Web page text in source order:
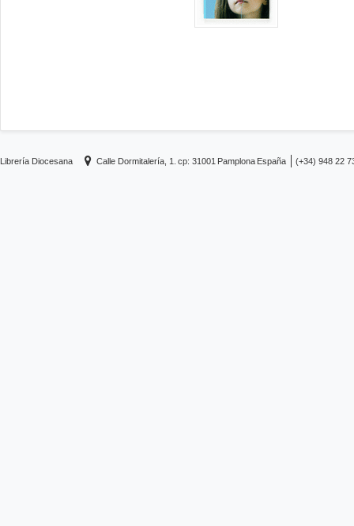
Librería Diocesana Calle Dormitalería, 1. cp: 31001 Pamplona España (+34) 948 22